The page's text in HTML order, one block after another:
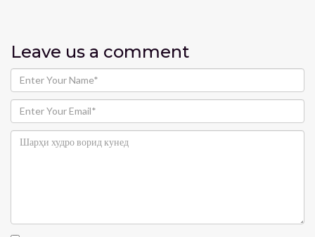
Leave us a comment